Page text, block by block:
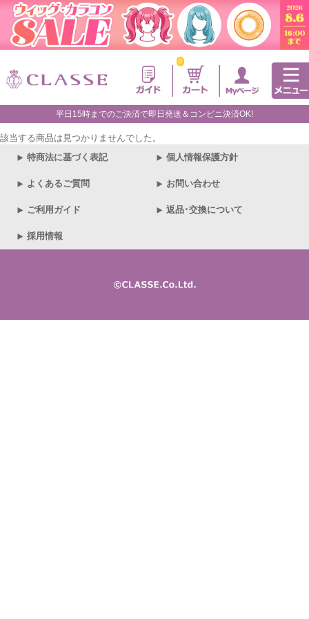
0
平日15時までのご決済で即日発送＆コンビニ決済OK!
該当する商品は見つかりませんでした。
特商法に基づく表記
個人情報保護方針
よくあるご質問 お問い合わせ
ご利用ガイド 返品･交換について
採用情報